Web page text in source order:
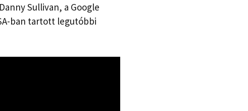
Sullivan, a Google
ban tartott legutóbbi